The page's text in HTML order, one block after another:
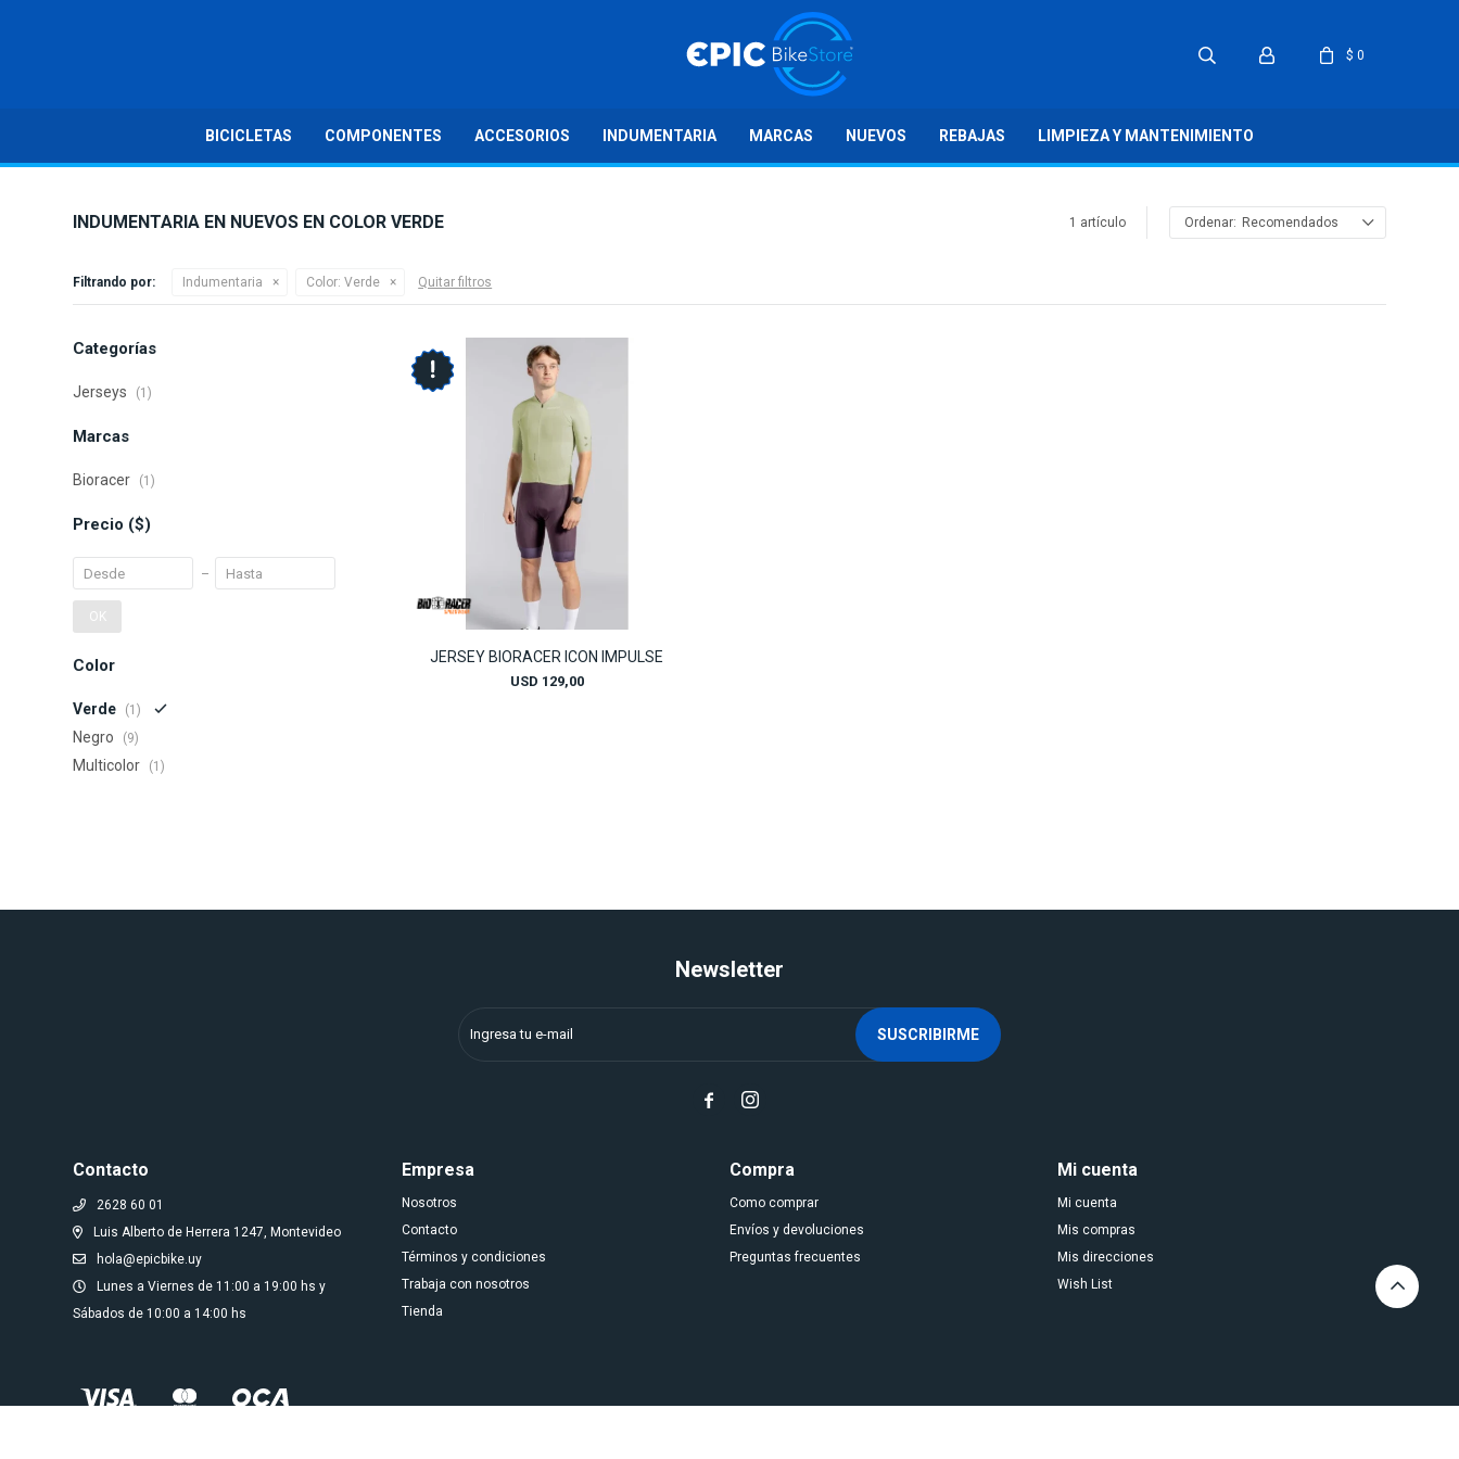
BICICLETAS COMPONENTES ACCESORIOS INDUMENTARIA MARCAS NUEVOS REBAJAS LIMPIEZA Y MANTENIMIENTO
$ 0
INDUMENTARIA EN NUEVOS EN COLOR VERDE 1 artículo Recomendados
Filtrando por: Indumentaria Color: Verde Quitar filtros
JERSEY BIORACER ICON IMPULSE
USD 129,00
Categorías
Jerseys (1)
Marcas
Bioracer (1)
Precio ($)
OK
Color
Verde (1)
Negro (9)
Multicolor (1)
Contacto
2628 60 01
Luis Alberto de Herrera 1247, Montevideo
hola@epicbike.uy
Lunes a Viernes de 11:00 a 19:00 hs y
Sábados de 10:00 a 14:00 hs
Empresa
Nosotros
Contacto
Términos y condiciones
Trabaja con nosotros
Tienda
Compra
Como comprar
Envíos y devoluciones
Preguntas frecuentes
Mi cuenta
Mi cuenta
Mis compras
Mis direcciones
Wish List
Newsletter
SUSCRIBIRME
 